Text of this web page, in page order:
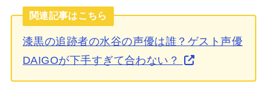
関連記事はこちら
漆黒の追跡者の水谷の声優は誰？ゲスト声優
DAIGOが下手すぎて合わない？